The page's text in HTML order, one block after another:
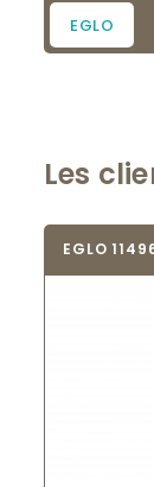
EGLO
Les
EGLO